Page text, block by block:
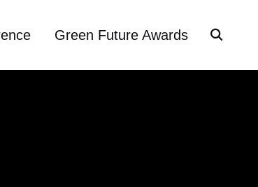
Green Future Awards